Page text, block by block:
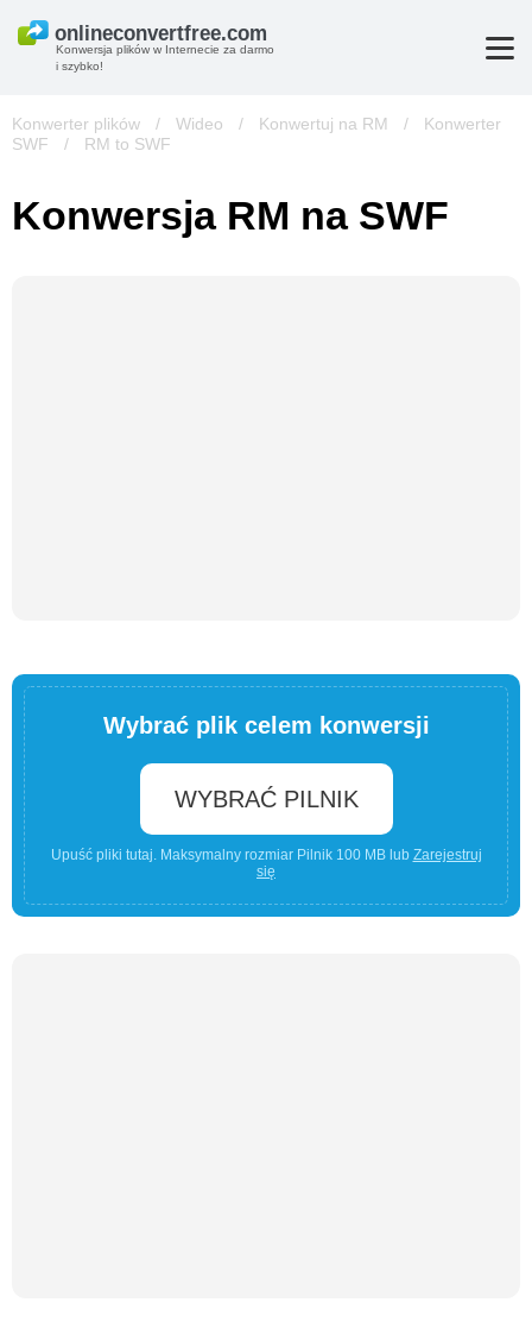
Konwersja plików w Internecie za darmo
i szybko!
Konwerter plików / Wideo / Konwertuj na RM /
Konwerter
SWF
/ RM to SWF
Konwersja RM na SWF
Wybrać plik celem konwersji
WYBRAĆ PILNIK
Upuść pliki tutaj. Maksymalny rozmiar Pilnik 100 MB lub Zarejestruj
się